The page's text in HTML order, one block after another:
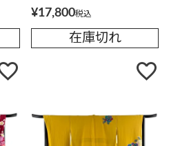
¥17,800税込
在庫切れ